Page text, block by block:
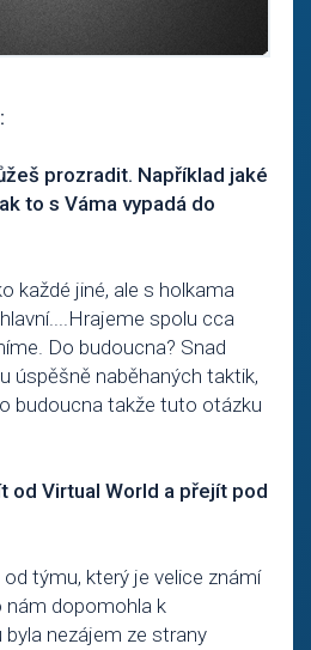
prozradit. Například jaké
to s Váma vypadá do
každé jiné, ale s holkama
spolu cca
Do budoucna? Snad
úspěšně naběhaných taktik,
budoucna takže tuto otázku
od Virtual World a přejít pod
týmu, který je velice známí
nám dopomohla k
nezájem ze strany